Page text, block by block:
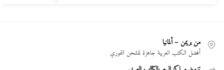
من بريمن – ألمانيا
أفضل الكتب العربية جاهزة للشحن الفوري